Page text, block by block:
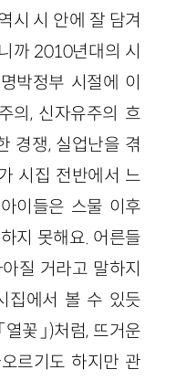
시 시 안에 잘 담겨
까 2010년대의 시
박정부 시절에 이
의, 신자유주의 흐
경쟁, 실업난을 겪
시집 전반에서 느
이들은 스물 이후
지 못해요. 어른들
질 거라고 말하지
집에서 볼 수 있듯
열꽃」)처럼, 뜨거운
르기도 하지만 관